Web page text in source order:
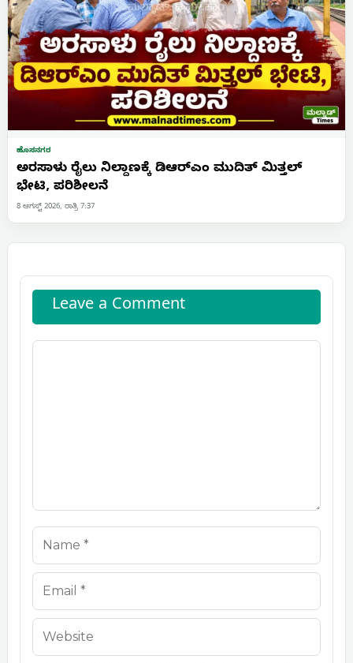
ಹೊಸನಗರ
ಅರಸಾಳು ರೈಲು ನಿಲ್ದಾಣಕ್ಕೆ ಡಿಆರ್‌ಎಂ ಮುದಿತ್ ಮಿತ್ತಲ್
ಭೇಟಿ, ಪರಿಶೀಲನೆ
8 ಆಗಸ್ಟ್ 2026, ರಾತ್ರಿ 7:37
Leave a Comment
Comment
Name
Email
Website